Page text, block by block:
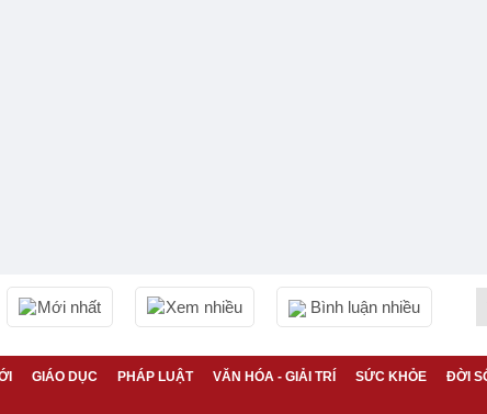
Mới nhất Xem nhiều Bình luận nhiều
GIÁO DỤC PHÁP LUẬT VĂN HÓA - GIẢI TRÍ SỨC KHỎE ĐỜI